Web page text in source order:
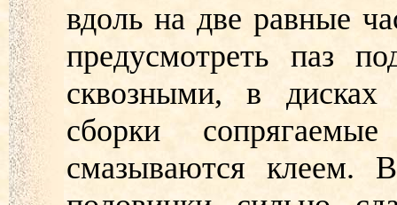
вдоль на две равные
предусмотреть паз
сквозными, в
сборки
смазываются клеем.